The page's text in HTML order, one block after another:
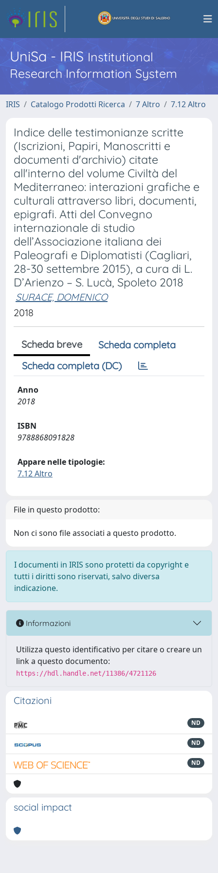
UniSa - IRISInstitutional
Research Information System
IRIS Catalogo Prodotti Ricerca 7 Altro 7.12 Altro
Indice delle testimonianze scritte
(Iscrizioni, Papiri, Manoscritti e
documenti d'archivio) citate
all'interno del volume Civiltà del
Mediterraneo: interazioni grafiche e
culturali attraverso libri, documenti,
epigrafi. Atti del Convegno
internazionale di studio
dell’Associazione italiana dei
Paleografi e Diplomatisti (Cagliari,
28-30 settembre 2015), a cura di L.
D’Arienzo – S. Lucà, Spoleto 2018
SURACE, DOMENICO
2018
Scheda breve
Scheda completa
Scheda completa (DC)
Anno
2018
ISBN
9788868091828
Appare nelle tipologie:
7.12 Altro
File in questo prodotto:
Non ci sono file associati a questo prodotto.
I documenti in IRIS sono protetti da copyright e
tutti i diritti sono riservati, salvo diversa
indicazione.
Informazioni
Utilizza questo identificativo per citare o creare un
link a questo documento:
https://hdl.handle.net/11386/4721126
Citazioni
ND
ND
ND
social impact